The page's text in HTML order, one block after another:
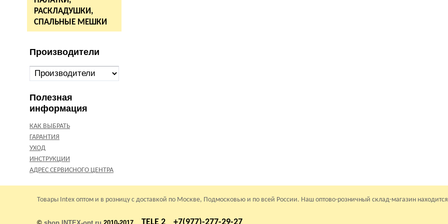
РАСКЛАДУШКИ,
СПАЛЬНЫЕ МЕШКИ
Производители
Полезная
информация
КАК ВЫБРАТЬ
ГАРАНТИЯ
УХОД
ИНСТРУКЦИИ
АДРЕС СЕРВИСНОГО ЦЕНТРА
Товары Intex оптом и в розницу с доставкой по Москве, Подмосковью и по всей России. Наш оптово-розничный склад-магазин